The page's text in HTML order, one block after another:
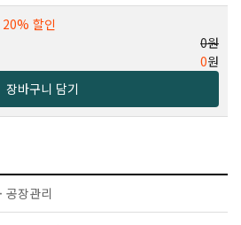
할인
0원
0원
장바구니 담기
공장관리